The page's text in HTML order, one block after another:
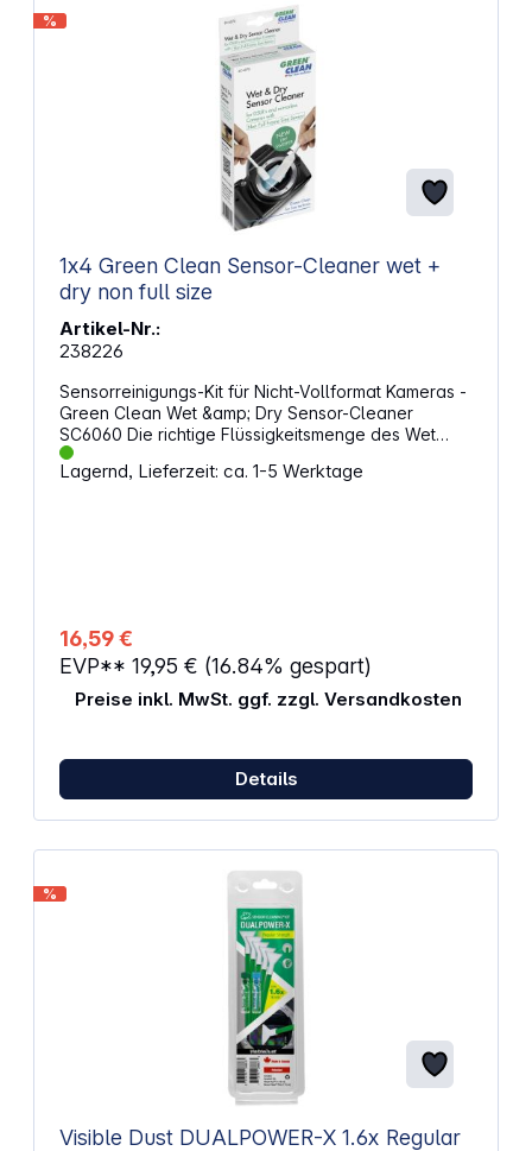
%
1x4 Green Clean Sensor-Cleaner wet +
dry non full size
Artikel-Nr.:
238226
Sensorreinigungs-Kit für Nicht-Vollformat Kameras -
Green Clean Wet &amp; Dry Sensor-Cleaner
SC6060 Die richtige Flüssigkeitsmenge des Wet
Foam ist ein wesentlicher Bestandteil sicherer
Anwendung! Die spezielle Oberfläche des Dry
den gelösten Schmutz abzuheben. Das verwendete
Seiden Derivat Tuch ist mit einer speziellen Technik
fixiert. saugstark fusselfrei vorbehandeltes Tuch
reinigt streifenfrei
Lagernd, Lieferzeit: ca. 1-5 Werktage
16,59 €
EVP** 19,95 € (16.84% gespart)
Preise inkl. MwSt. ggf. zzgl. Versandkosten
Details
%
Visible Dust DUALPOWER-X 1.6x Regular